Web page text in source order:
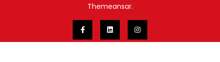
Themeansar.